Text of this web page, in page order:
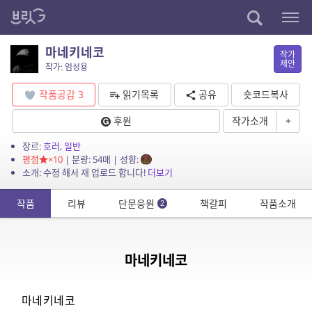
마네키네코
작가: 엄성용
작가
제안
작품공감 3 읽기목록 공유
숏코드복사
후원
작가소개 +
장르:호러, 일반
평점
×10| 분량: 54매 | 성향:
소개: 수정 해서 재 업로드 합니다! 더보기
작품 리뷰 단문응원 2 책갈피 작품소개
마네키네코
마네키네코